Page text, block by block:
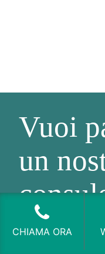
Vuoi
un
CHIAMA ORA